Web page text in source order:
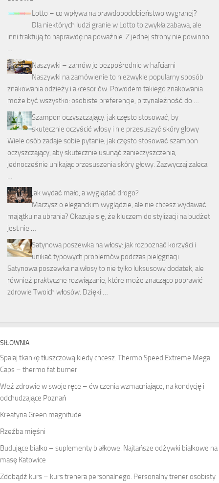
Lotto – co wpływa na prawdopodobieństwo wygranej?
Dla niektórych ludzi granie w Lotto to zwykła zabawa, ale
inni traktują to naprawdę na poważnie. Z jednej strony nie powinno
…
Naszywki – zamów je bezpośrednio w hafciarni
Naszywki na zamówienie to niezwykle popularny sposób
znakowania odzieży i akcesoriów. Powodem takiego znakowania
może być wszystko: osobiste preferencje, przynależność do …
Szampon oczyszczający: jak często stosować, by
skutecznie oczyścić włosy i nie przesuszyć skóry głowy
Wiele osób zadaje sobie pytanie, jak często stosować szampon
oczyszczający, aby skutecznie usunąć zanieczyszczenia,
jednocześnie unikając przesuszenia skóry głowy. Zazwyczaj zaleca
…
Jak wydać mało, a wyglądać drogo?
Marzysz o eleganckim wyglądzie, ale nie chcesz wydawać
majątku na ubrania? Okazuje się, że kluczem do stylizacji na budżet
jest nie …
Satynowa poszewka na włosy: jak rozpoznać korzyści i
unikać typowych problemów podczas pielęgnacji
Satynowa poszewka na włosy to nie tylko luksusowy dodatek, ale
również praktyczne rozwiązanie, które może znacząco poprawić
zdrowie Twoich włosów. Dzięki …
SIŁOWNIA
Spalaj tkankę tłuszczową kiedy chcesz. Thermo Speed Extreme Mega
Caps – thermo fat burner.
Weź zdrowie w swoje ręce – ćwiczenia wzmacniające, na kondycję i
odchudzające Poznań
Kreatyna Green magnitude
Rzeźba mięśni
Budujące białko – suplementy białkowe. Najtańsze odżywki białkowe na
masę Katowice
Zdobądź kurs – kurs trenera personalnego. Personalny trener osobisty